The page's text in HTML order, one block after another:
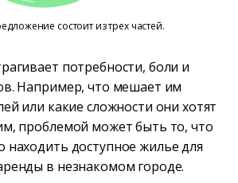
состоит из трех частей.
потребности, боли и
Например, что мешает им
или какие сложности они хотят
проблемой может быть то, что
находить доступное жилье для
в незнакомом городе.